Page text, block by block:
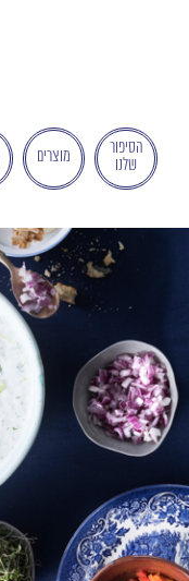
הישראלי
לְהַנְגָּשָׁת
אָתָרִים".
הַמְּסַיַּעַת
לִפְתִיחַת
הֵנְּגִישׁוּת
לְחַץ
ALT+0
הסיפור
שלנו
מוצרים